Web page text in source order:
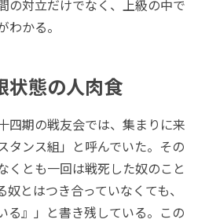
の対立だけでなく、上級の中で
かる。
状態の人肉食
四期の戦友会では、集まりに来
タンス組」と呼んでいた。その
くとも一回は戦死した奴のこと
とはつき合っていなくても、
る』」と書き残している。この